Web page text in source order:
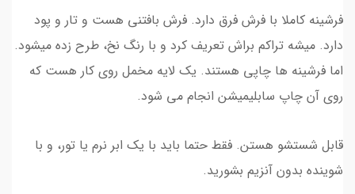
فرشینه کاملا با فرش فرق دارد. فرش بافتنی هست و تار و پود
دارد. میشه تراکم براش تعریف کرد و با رنگ نخ، طرح زده میشود.
اما فرشینه ها چاپی هستند. یک لایه مخمل روی کار هست که
روی آن چاپ سابلیمیشن انجام می شود.
قابل شستشو هستن. فقط حتما باید با یک ابر نرم یا تور، و با
شوینده بدون آنزیم بشورید.